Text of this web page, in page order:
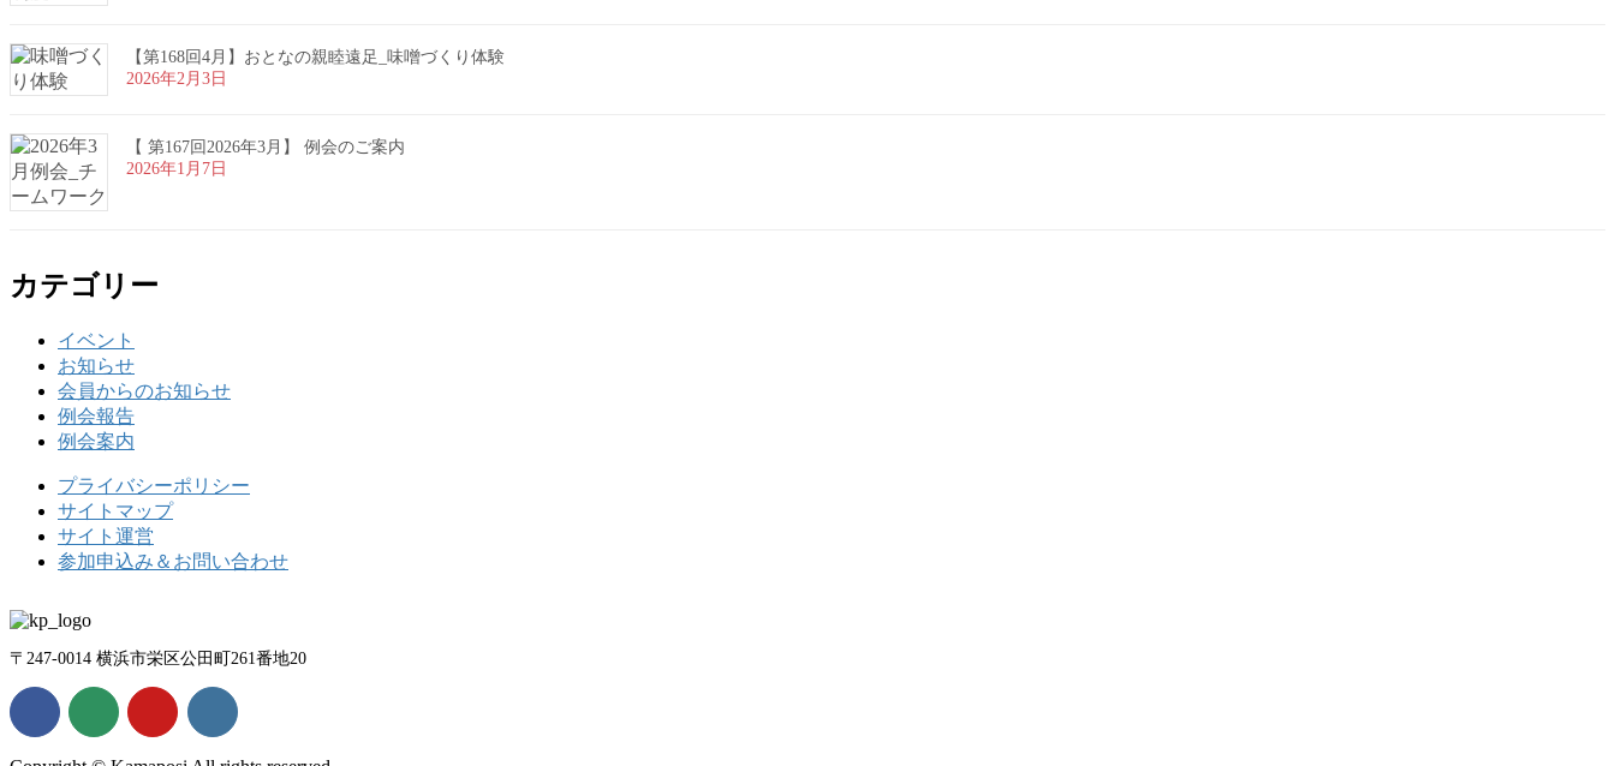
【第168回4月】おとなの親睦遠足_味噌づくり体験
2026年2月3日
【 第167回2026年3月】 例会のご案内
2026年1月7日
カテゴリー
イベント
お知らせ
会員からのお知らせ
例会報告
例会案内
プライバシーポリシー
サイトマップ
サイト運営
参加申込み＆お問い合わせ
〒247-0014 横浜市栄区公田町261番地20